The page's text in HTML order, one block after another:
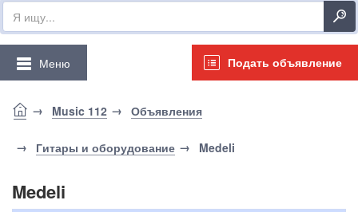
Подать объявление
Меню
Music 112 Объявления
Гитары и оборудование Medeli
Medeli